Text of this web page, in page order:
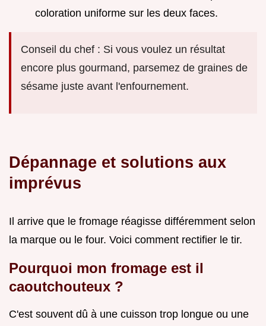
coloration uniforme sur les deux faces.
Conseil du chef : Si vous voulez un résultat
encore plus gourmand, parsemez de graines de
sésame juste avant l'enfournement.
Dépannage et solutions aux
imprévus
Il arrive que le fromage réagisse différemment selon
la marque ou le four. Voici comment rectifier le tir.
Pourquoi mon fromage est il
caoutchouteux ?
C'est souvent dû à une cuisson trop longue ou une